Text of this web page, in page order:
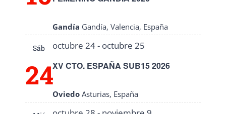
Gandía Gandía, Valencia, España
Sáb
24XV CTO. ESPAÑA SUB15 2026
octubre 24- octubre 25
Oviedo Asturias, España